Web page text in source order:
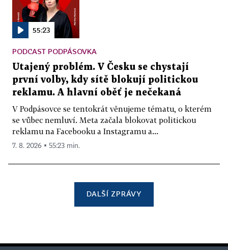
55:23
PODCAST PODPÁSOVKA
Utajený problém. V Česku se chystají
první volby, kdy sítě blokují politickou
reklamu. A hlavní oběť je nečekaná
V Podpásovce se tentokrát věnujeme tématu, o kterém
se vůbec nemluví. Meta začala blokovat politickou
reklamu na Facebooku a Instagramu a...
7. 8. 2026 ▪ 55:23 min.
DALŠÍ ZPRÁVY